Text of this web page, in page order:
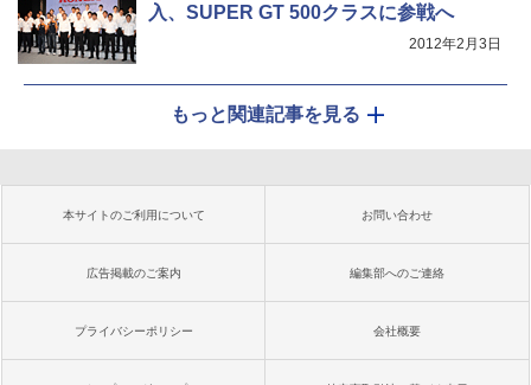
入、SUPER GT 500クラスに参戦へ
2012年2月3日
もっと関連記事を見る
本サイトのご利用について お問い合わせ
広告掲載のご案内 編集部へのご連絡
プライバシーポリシー 会社概要